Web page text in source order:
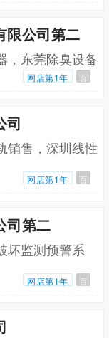
限公司第二
，东莞除臭设备
网店第1年 百
司
销售，深圳线性
网店第1年 百
司第二
坏监测预警系
网店第1年 百